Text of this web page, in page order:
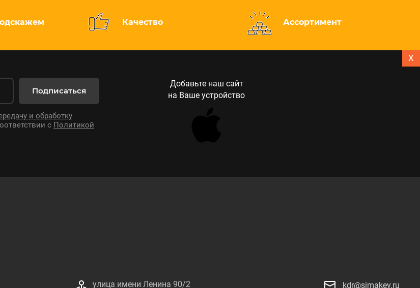
Качество Ассортимент
и обработку
с Политикой
Подписаться
X
Добавьте наш сайт
на Ваше устройство
улица имени Ленина 90/2 kdr@simakey.ru